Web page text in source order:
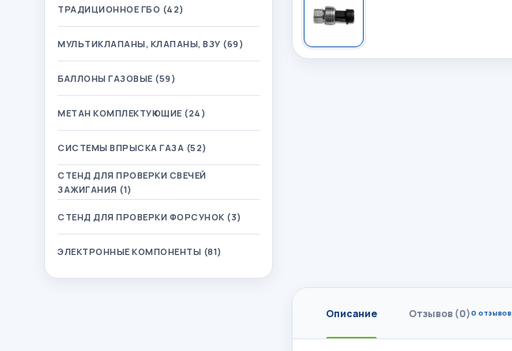
ТРАДИЦИОННОЕ ГБО (42)
МУЛЬТИКЛАПАНЫ, КЛАПАНЫ, ВЗУ (69)
БАЛЛОНЫ ГАЗОВЫЕ (59)
МЕТАН КОМПЛЕКТУЮЩИЕ (24)
СИСТЕМЫ ВПРЫСКА ГАЗА (52)
СТЕНД ДЛЯ ПРОВЕРКИ СВЕЧЕЙ
ЗАЖИГАНИЯ (1)
СТЕНД ДЛЯ ПРОВЕРКИ ФОРСУНОК (3)
ЭЛЕКТРОННЫЕ КОМПОНЕНТЫ (81)
Описание Отзывов (0)0 отзывов